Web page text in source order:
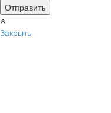
Закрыть